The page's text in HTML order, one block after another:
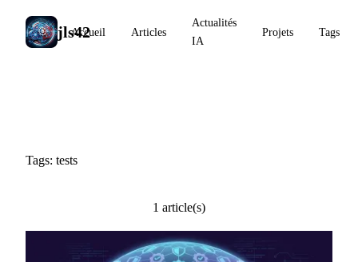
jls42
Accueil Articles
Actualités
IA
Projets Tags
Tags: tests
1 article(s)